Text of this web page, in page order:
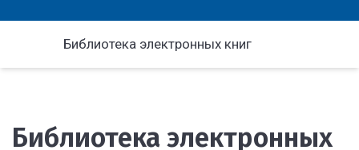
Библиотека электронных книг
Библиотека электронных